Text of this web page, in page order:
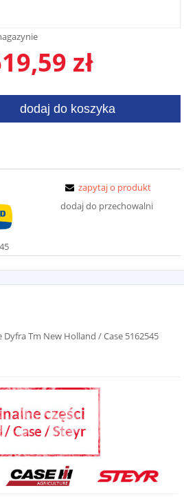
zł
dodaj do koszyka
zapytaj o produkt
dodaj do przechowalni
Dyfra Tm New Holland / Case 5162545